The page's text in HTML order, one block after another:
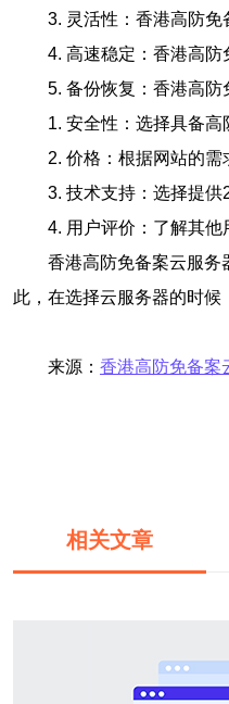
3. 灵活性：香港高防免
4. 高速稳定：香港高防
5. 备份恢复：香港高防
1. 安全性：选择具备高
2. 价格：根据网站的需
3. 技术支持：选择提供
4. 用户评价：了解其他
香港高防免备案云服务
此，在选择云服务器的时候
来源： 香港高防免备案
相关文章